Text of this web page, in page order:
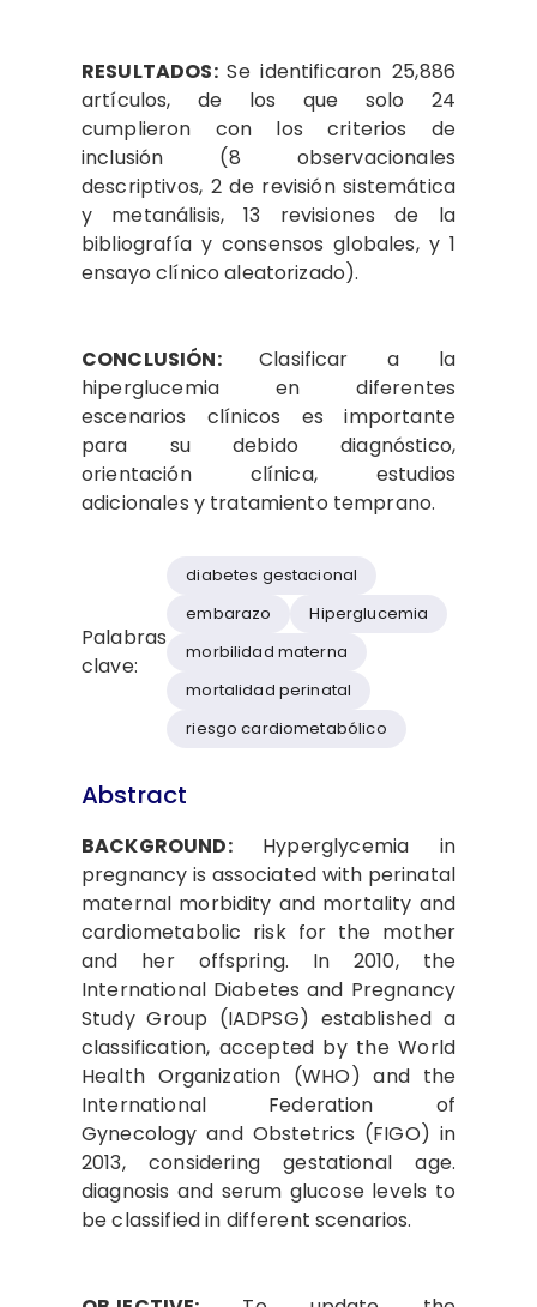
RESULTADOS:Se identificaron 25,886
artículos, de los que solo 24
cumplieron con los criterios de
inclusión (8 observacionales
descriptivos, 2 de revisión sistemática
y metanálisis, 13 revisiones de la
bibliografía y consensos globales, y 1
ensayo clínico aleatorizado).
CONCLUSIÓN:Clasificar a la
hiperglucemia en diferentes
escenarios clínicos es importante
para su debido diagnóstico,
orientación clínica, estudios
adicionales y tratamiento temprano.
Palabras
clave:
diabetes gestacional
embarazo
Hiperglucemia
morbilidad materna
mortalidad perinatal
riesgo cardiometabólico
Abstract
BACKGROUND:Hyperglycemia in
pregnancy is associated with perinatal
maternal morbidity and mortality and
cardiometabolic risk for the mother
and her offspring. In 2010, the
International Diabetes and Pregnancy
Study Group (IADPSG) established a
classification, accepted by the World
Health Organization (WHO) and the
International Federation of
Gynecology and Obstetrics (FIGO) in
2013, considering gestational age.
diagnosis and serum glucose levels to
be classified in different scenarios.